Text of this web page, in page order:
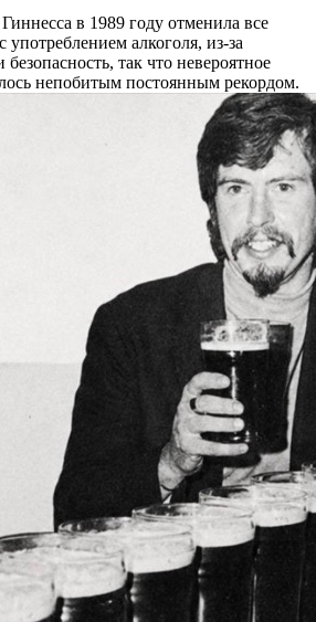
в 1989 году отменила все
употреблением алкоголя, из-за
безопасность, так что невероятное
непобитым постоянным рекордом.